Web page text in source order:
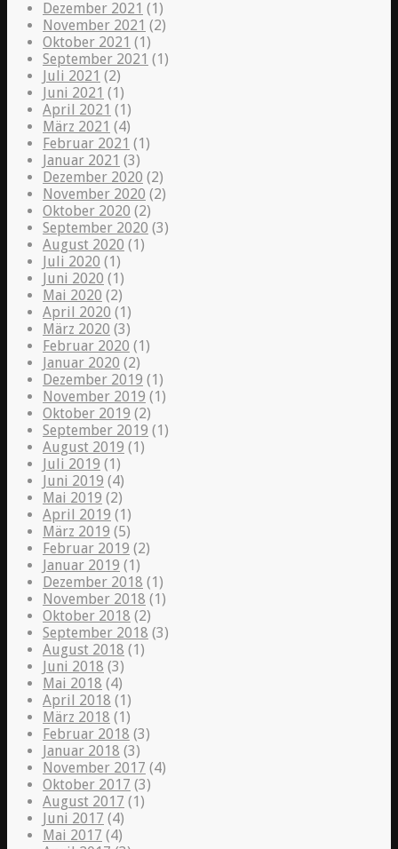
Dezember 2021 (1)
November 2021 (2)
Oktober 2021 (1)
September 2021 (1)
Juli 2021 (2)
Juni 2021 (1)
April 2021 (1)
März 2021 (4)
Februar 2021 (1)
Januar 2021 (3)
Dezember 2020 (2)
November 2020 (2)
Oktober 2020 (2)
September 2020 (3)
August 2020 (1)
Juli 2020 (1)
Juni 2020 (1)
Mai 2020 (2)
April 2020 (1)
März 2020 (3)
Februar 2020 (1)
Januar 2020 (2)
Dezember 2019 (1)
November 2019 (1)
Oktober 2019 (2)
September 2019 (1)
August 2019 (1)
Juli 2019 (1)
Juni 2019 (4)
Mai 2019 (2)
April 2019 (1)
März 2019 (5)
Februar 2019 (2)
Januar 2019 (1)
Dezember 2018 (1)
November 2018 (1)
Oktober 2018 (2)
September 2018 (3)
August 2018 (1)
Juni 2018 (3)
Mai 2018 (4)
April 2018 (1)
März 2018 (1)
Februar 2018 (3)
Januar 2018 (3)
November 2017 (4)
Oktober 2017 (3)
August 2017 (1)
Juni 2017 (4)
Mai 2017 (4)